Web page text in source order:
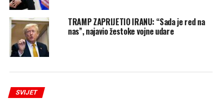
TRAMP ZAPRIJETIO IRANU: “Sada je red na
nas”, najavio žestoke vojne udare
SVIJET